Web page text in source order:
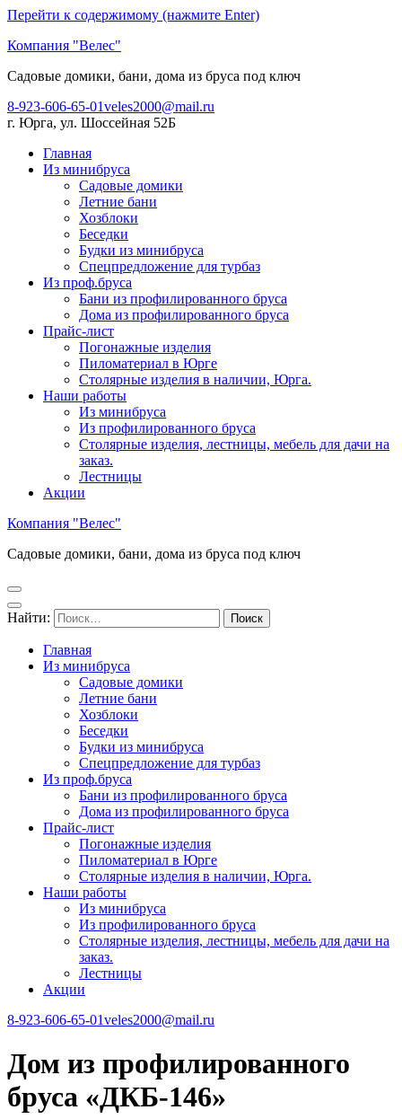
Перейти к содержимому (нажмите Enter)
Компания "Велес"
Садовые домики, бани, дома из бруса под ключ
8-923-606-65-01veles2000@mail.ru
г. Юрга, ул. Шоссейная 52Б
Главная
Из минибруса
Садовые домики
Летние бани
Хозблоки
Беседки
Будки из минибруса
Спецпредложение для турбаз
Из проф.бруса
Бани из профилированного бруса
Дома из профилированного бруса
Прайс-лист
Погонажные изделия
Пиломатериал в Юрге
Столярные изделия в наличии, Юрга.
Наши работы
Из минибруса
Из профилированного бруса
Столярные изделия, лестницы, мебель для дачи на
заказ.
Лестницы
Акции
Компания "Велес"
Садовые домики, бани, дома из бруса под ключ
Найти:
Главная
Из минибруса
Садовые домики
Летние бани
Хозблоки
Беседки
Будки из минибруса
Спецпредложение для турбаз
Из проф.бруса
Бани из профилированного бруса
Дома из профилированного бруса
Прайс-лист
Погонажные изделия
Пиломатериал в Юрге
Столярные изделия в наличии, Юрга.
Наши работы
Из минибруса
Из профилированного бруса
Столярные изделия, лестницы, мебель для дачи на
заказ.
Лестницы
Акции
8-923-606-65-01veles2000@mail.ru
Дом из профилированного
бруса «ДКБ-146»